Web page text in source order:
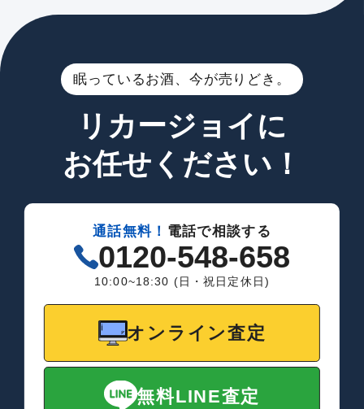
眠っているお酒、今が売りどき。
リカージョイに
お任せください！
通話無料！ 電話で相談する
0120-548-658
10:00~18:30 (日・祝日定休日)
オンライン査定
無料LINE査定